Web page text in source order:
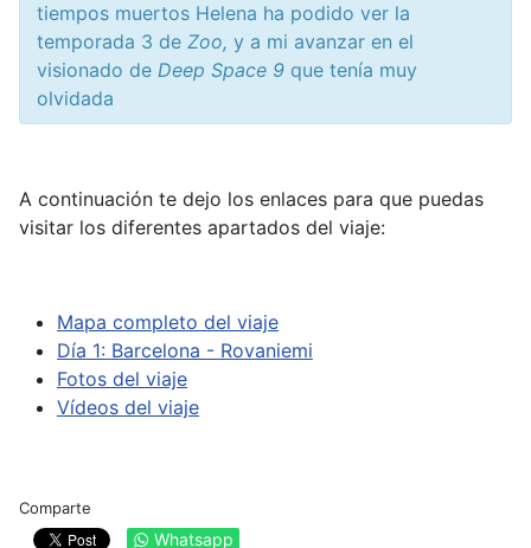
tiempos muertos Helena ha podido ver la
temporada 3 de Zoo, y a mi avanzar en el
visionado de Deep Space 9 que tenía muy
olvidada
A continuación te dejo los enlaces para que puedas
visitar los diferentes apartados del viaje:
Mapa completo del viaje
Día 1: Barcelona - Rovaniemi
Fotos del viaje
Vídeos del viaje
Comparte
Whatsapp